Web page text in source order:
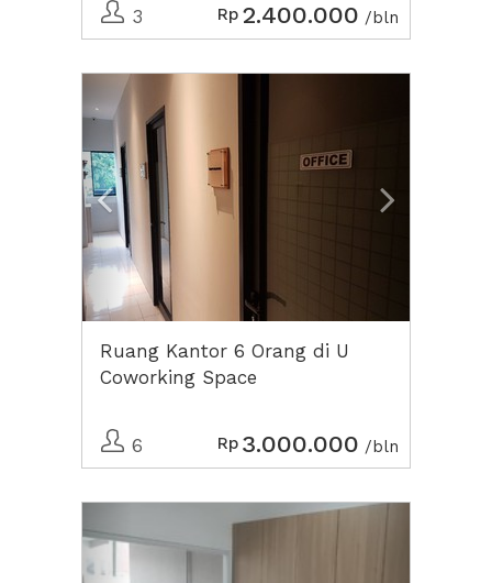
3 Rp 2.400.000 /bln
Previous
Ruang Kantor 6 Orang di U
Coworking Space
6 Rp 3.000.000 /bln
Next2